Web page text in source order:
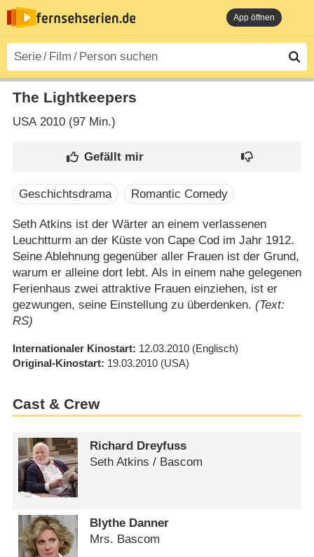
App öffnen
The Lightkeepers
USA2010 (97 Min.)
Geschichtsdrama Romantic Comedy
Seth Atkins ist der Wärter an einem verlassenen
Leuchtturm an der Küste von Cape Cod im Jahr 1912.
Seine Ablehnung gegenüber aller Frauen ist der Grund,
warum er alleine dort lebt. Als in einem nahe gelegenen
Ferienhaus zwei attraktive Frauen einziehen, ist er
gezwungen, seine Einstellung zu überdenken. (Text:
RS)
Internationaler Kinostart 12.03.2010 (Englisch)
Original-Kinostart 19.03.2010 (USA)
Cast & Crew
Richard Dreyfuss
Seth Atkins /​ Bascom
Blythe Danner
Mrs. Bascom